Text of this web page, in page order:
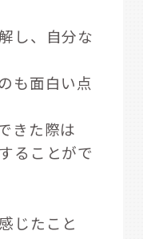
し、自分な
も面白い点
きた際は
ることがで
じたこと